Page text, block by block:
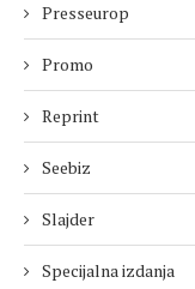
Presseurop
Promo
Reprint
Seebiz
Slajder
Specijalna izdanja